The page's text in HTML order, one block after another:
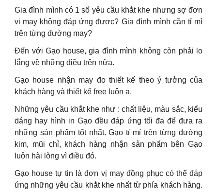
Gia đình mình có 1 số yêu cầu khắt khe nhưng sợ đơn
vị may không đáp ứng được? Gia đình mình cần tỉ mỉ
trên từng đường may?
Đến với Gạo house, gia đình mình không còn phải lo
lắng về những điều trên nữa.
Gạo house nhận may đo thiết kế theo ý tưởng của
khách hàng và thiết kế free luôn ạ.
Những yêu cầu khắt khe như : chất liệu, màu sắc, kiểu
dáng hay hình in Gạo đều đáp ứng tối đa để đưa ra
những sản phẩm tốt nhất. Gạo tỉ mỉ trên từng đường
kim, mũi chỉ, khách hàng nhận sản phẩm bên Gạo
luôn hài lòng vì điều đó.
Gạo house tự tin là đơn vị may đồng phục có thể đáp
ứng những yêu cầu khắt khe nhất từ phía khách hàng.